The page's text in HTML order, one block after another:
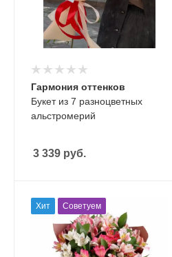
Букет из 7 разноцветных
альстромерий
Гармония оттенков
3 339 руб.
Хит Советуем